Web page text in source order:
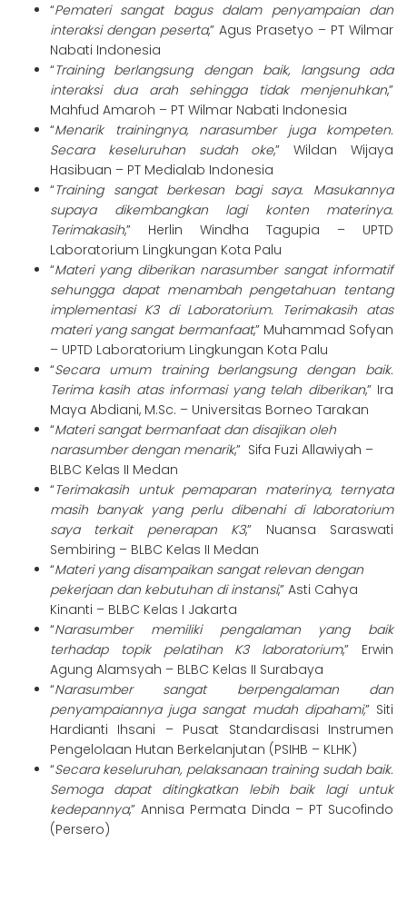
“Pemateri sangat bagus dalam penyampaian dan
interaksi dengan peserta,” Agus Prasetyo – PT Wilmar
Nabati Indonesia
“Training berlangsung dengan baik, langsung ada
interaksi dua arah sehingga tidak menjenuhkan,”
Mahfud Amaroh – PT Wilmar Nabati Indonesia
“Menarik trainingnya, narasumber juga kompeten.
Secara keseluruhan sudah oke,” Wildan Wijaya
Hasibuan – PT Medialab Indonesia
“Training sangat berkesan bagi saya. Masukannya
supaya dikembangkan lagi konten materinya.
Terimakasih,” Herlin Windha Tagupia – UPTD
Laboratorium Lingkungan Kota Palu
“Materi yang diberikan narasumber sangat informatif
sehungga dapat menambah pengetahuan tentang
implementasi K3 di Laboratorium. Terimakasih atas
materi yang sangat bermanfaat,” Muhammad Sofyan
– UPTD Laboratorium Lingkungan Kota Palu
“Secara umum training berlangsung dengan baik.
Terima kasih atas informasi yang telah diberikan,” Ira
Maya Abdiani, M.Sc. – Universitas Borneo Tarakan
“Materi sangat bermanfaat dan disajikan oleh
narasumber dengan menarik,” Sifa Fuzi Allawiyah –
BLBC Kelas II Medan
“Terimakasih untuk pemaparan materinya, ternyata
masih banyak yang perlu dibenahi di laboratorium
saya terkait penerapan K3,” Nuansa Saraswati
Sembiring – BLBC Kelas II Medan
“Materi yang disampaikan sangat relevan dengan
pekerjaan dan kebutuhan di instansi,” Asti Cahya
Kinanti – BLBC Kelas I Jakarta
“Narasumber memiliki pengalaman yang baik
terhadap topik pelatihan K3 laboratorium,” Erwin
Agung Alamsyah – BLBC Kelas II Surabaya
“Narasumber sangat berpengalaman dan
penyampaiannya juga sangat mudah dipahami,” Siti
Hardianti Ihsani – Pusat Standardisasi Instrumen
Pengelolaan Hutan Berkelanjutan (PSIHB – KLHK)
“Secara keseluruhan, pelaksanaan training sudah baik.
Semoga dapat ditingkatkan lebih baik lagi untuk
kedepannya,” Annisa Permata Dinda – PT Sucofindo
(Persero)